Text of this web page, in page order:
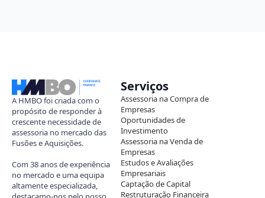
A HMBO foi criada com o
propósito de responder à
crescente necessidade de
assessoria no mercado das
Fusões e Aquisições.
Com 38 anos de experiência
no mercado e uma equipa
altamente especializada,
Serviços
Assessoria na Compra de
Empresas
Oportunidades de
Investimento
Assessoria na Venda de
Empresas
Estudos e Avaliações
Empresariais
Captação de Capital
Restruturação Financeira